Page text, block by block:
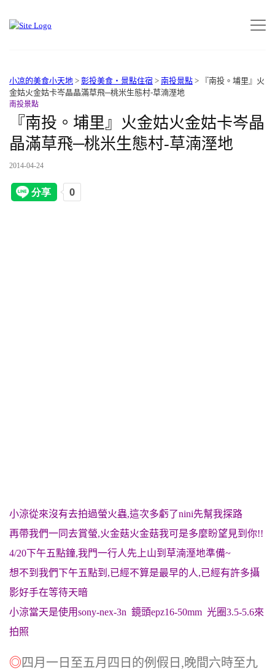
小凉的美食小天地 > 彰投美食‧景點住宿 > 南投景點 >
『南投。埔里』火
金姑火金姑卡岑晶晶滿草飛─桃米生態村-草湳溼地
南投景點
『南投。埔里』火金姑火金姑卡岑晶
晶滿草飛─桃米生態村-草湳溼地
2014-04-24
小涼從來沒有去拍過螢火蟲,這次多虧了nini先幫我探路
再帶我們一同去賞螢,火金菇火金菇我可是多麼盼望見到你!!
4/20下午五點鐘,我門一行人先上山到草湳溼地準備~
想不到我們下午五點到,已經不算是最早的人,已經有許多攝
影好手在等待天暗
小涼當天是使用sony-nex-3n 鏡頭epz16-50mm 光圈3.5-5.6來
拍照
◎四月一日至五月四日的例假日,晚間六時至九